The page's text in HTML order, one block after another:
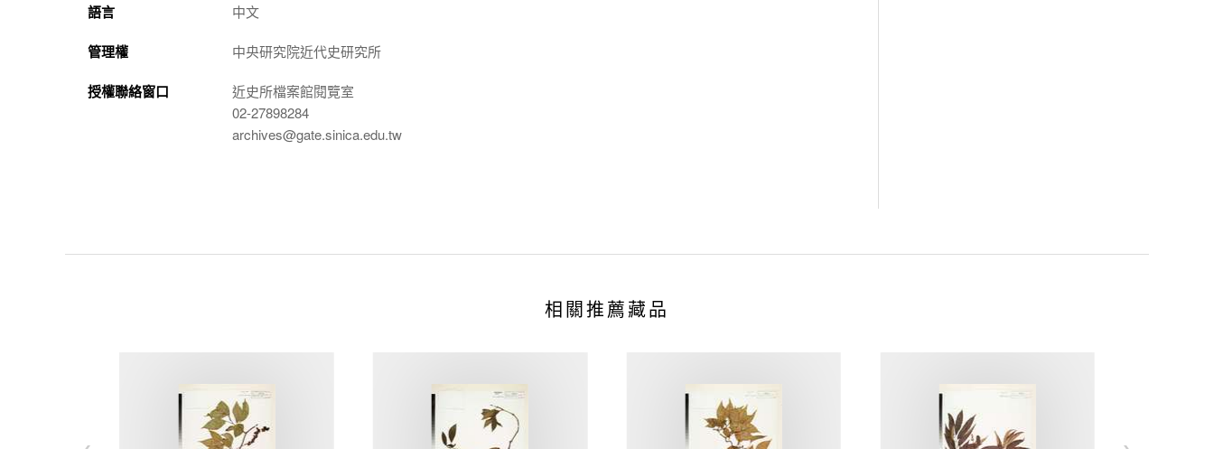
語言 中文
管理權 中央研究院近代史研究所
授權聯絡窗口
近史所檔案館閱覽室
02-27898284
archives@gate.sinica.edu.tw
相關推薦藏品